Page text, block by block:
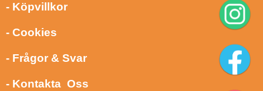
- Köpvillkor
- Cookies
- Frågor & Svar
- Kontakta Oss